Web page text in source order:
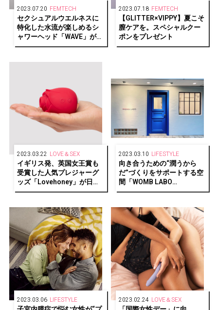
2023.07.20 FEMTECH
セクシュアルウエルネスに
特化した水流が楽しめるシ
ャワーヘッド「WAVE」が登
場！
2023.07.18 FEMTECH
【GLITTER×VIPPY】夏こそ
膣ケアを。スペシャルクー
ポンをプレゼント
2023.03.22 LOVE＆SEX
イギリス発、英国女王賞も
受賞した人気プレジャーグ
ッズ「Lovehoney」が日本
初上陸！
2023.03.10 LIFESTYLE
向き合うための“潤うから
だ”づくりをサポートする空
間「WOMB LABO
Daikanyama」がオープン
2023.03.06 LIFESTYLE 2023.02.24 LOVE＆SEX